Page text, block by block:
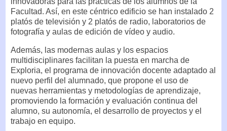
Facultad. Así, en este céntrico edificio se han instalado 2
platós de televisión y 2 platós de radio, laboratorios de
fotografía y aulas de edición de vídeo y audio.
Además, las modernas aulas y los espacios
multidisciplinares facilitan la puesta en marcha de
Exploria, el programa de innovación docente adaptado al
nuevo perfil del alumnado, que propone el uso de
nuevas herramientas y metodologías de aprendizaje,
promoviendo la formación y evaluación continua del
alumno, su autonomía, el desarrollo de proyectos y el
trabajo en equipo.